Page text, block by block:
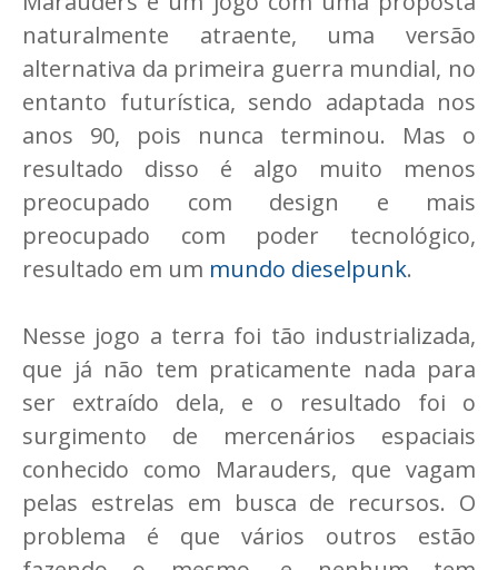
naturalmente atraente, uma versão
alternativa da primeira guerra mundial, no
entanto futurística, sendo adaptada nos
anos 90, pois nunca terminou. Mas o
resultado disso é algo muito menos
preocupado com design e mais
preocupado com poder tecnológico,
resultado em um mundo dieselpunk.
Nesse jogo a terra foi tão industrializada,
que já não tem praticamente nada para
ser extraído dela, e o resultado foi o
surgimento de mercenários espaciais
conhecido como Marauders, que vagam
pelas estrelas em busca de recursos. O
problema é que vários outros estão